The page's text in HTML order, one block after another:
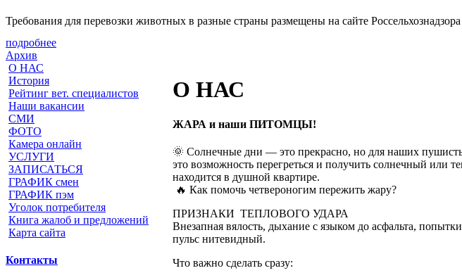
Требования для перевозки животных в разные страны размещены на сайте Россельхознадзора
подробнее
Архив
О НАС
История
Рейтинг вет. специалистов
Наши вакансии
СМИ
ФОТО
Камера онлайн
УСЛУГИ
ЗАПИСАТЬСЯ
ГРАФИК смен
ГРАФИК пэм
Уголок потребителя
Книга жалоб и предложений
Карта сайта
Контакты
О НАС
ЖАРА и наши ПИТОМЦЫ!
🌞 Солнечные дни — это прекрасно, но для наших
это возможность перегреться и получить солнечный или
находится в душной квартире.
🔥 Как помочь четвероногим пережить жару?
ПРИЗНАКИ ТЕПЛОВОГО УДАРА
Внезапная вялость, дыхание с языком до асфальта,
пульс нитевидный.
Что важно сделать сразу: